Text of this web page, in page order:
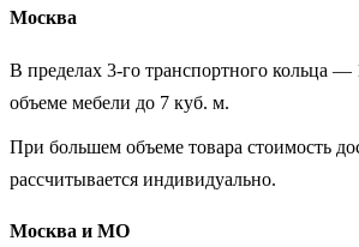
Москва
В пределах 3-го транспортного кольца —
объеме мебели до 7 куб. м.
При большем объеме товара стоимость
рассчитывается индивидуально.
Москва и МО